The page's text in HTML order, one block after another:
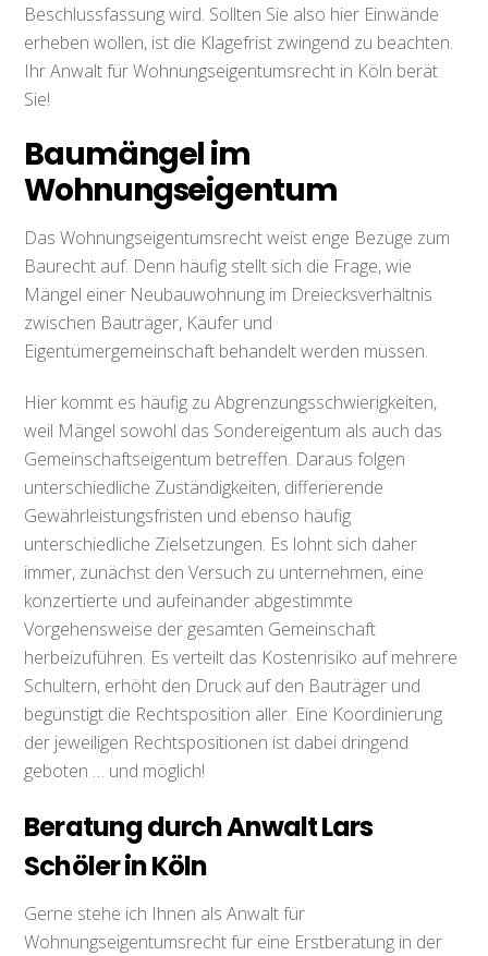
Beschlussfassung wird. Sollten Sie also hier Einwände
erheben wollen, ist die Klagefrist zwingend zu beachten.
Ihr Anwalt für Wohnungseigentumsrecht in Köln berät
Sie!
Baumängel im
Wohnungseigentum
Das Wohnungseigentumsrecht weist enge Bezüge zum
Baurecht auf. Denn häufig stellt sich die Frage, wie
Mängel einer Neubauwohnung im Dreiecksverhältnis
zwischen Bauträger, Käufer und
Eigentümergemeinschaft behandelt werden müssen.
Hier kommt es häufig zu Abgrenzungsschwierigkeiten,
weil Mängel sowohl das Sondereigentum als auch das
Gemeinschaftseigentum betreffen. Daraus folgen
unterschiedliche Zuständigkeiten, differierende
Gewährleistungsfristen und ebenso häufig
unterschiedliche Zielsetzungen. Es lohnt sich daher
immer, zunächst den Versuch zu unternehmen, eine
konzertierte und aufeinander abgestimmte
Vorgehensweise der gesamten Gemeinschaft
herbeizuführen. Es verteilt das Kostenrisiko auf mehrere
Schultern, erhöht den Druck auf den Bauträger und
begünstigt die Rechtsposition aller. Eine Koordinierung
der jeweiligen Rechtspositionen ist dabei dringend
geboten … und möglich!
Beratung durch Anwalt Lars
Schöler in Köln
Gerne stehe ich Ihnen als Anwalt für
Wohnungseigentumsrecht für eine Erstberatung in der